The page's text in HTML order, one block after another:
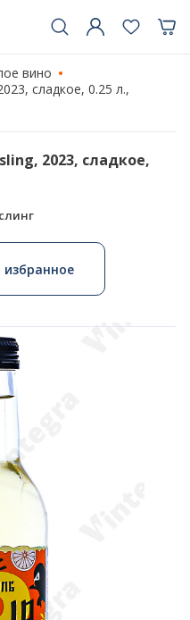
вино
сладкое, 0.25 л.,
2023, сладкое,